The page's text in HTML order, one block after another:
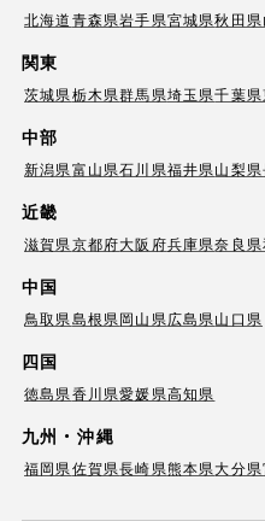
北海道青森県岩手県宮城県秋田県
関東
茨城県栃木県群馬県埼玉県千葉県
中部
新潟県富山県石川県福井県山梨県
近畿
滋賀県京都府大阪府兵庫県奈良県
中国
鳥取県島根県岡山県広島県山口県
四国
徳島県香川県愛媛県高知県
九州・沖縄
福岡県佐賀県長崎県熊本県大分県